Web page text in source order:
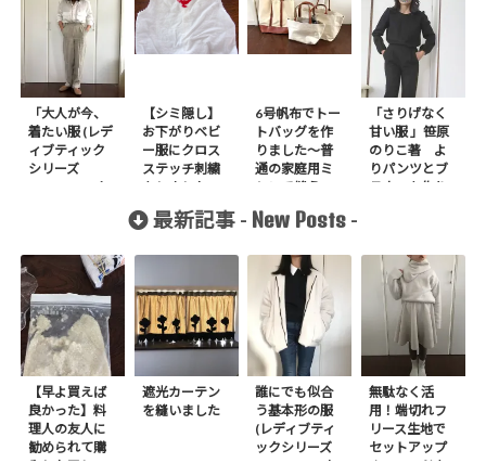
「大人が今、
着たい服 (レデ
ィブティック
シリーズ
no.3342)」よ
した
【シミ隠し】
お下がりベビ
ー服にクロス
ステッチ刺繍
をしました
6号帆布でトー
トバッグを作
りました〜普
通の家庭用ミ
シンで縫う〜
「さりげなく
甘い服 」笹原
のりこ著 よ
りパンツとブ
ラウスを作り
最新記事 - New Posts -
【早よ買えば
良かった】料
理人の友人に
勧められて購
入したアレ
遮光カーテン
を縫いました
誰にでも似合
う基本形の服
(レディブティ
ックシリーズ
no.8272) か
無駄なく活
用！端切れフ
リース生地で
セットアップ
＋スヌードを1